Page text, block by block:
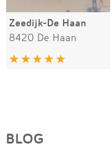
Zeedijk-De Haan
8420 De Haan
BLOG